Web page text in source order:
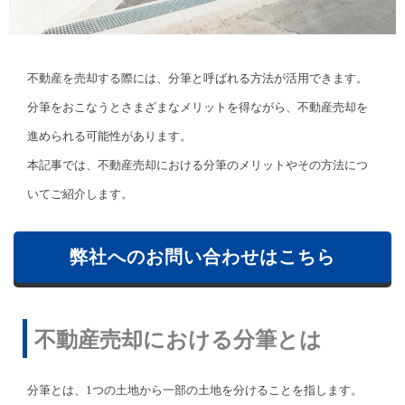
不動産を売却する際には、分筆と呼ばれる方法が活用できます。
分筆をおこなうとさまざまなメリットを得ながら、不動産売却を
進められる可能性があります。
本記事では、不動産売却における分筆のメリットやその方法につ
いてご紹介します。
弊社へのお問い合わせはこちら
不動産売却における分筆とは
分筆とは、1つの土地から一部の土地を分けることを指します。